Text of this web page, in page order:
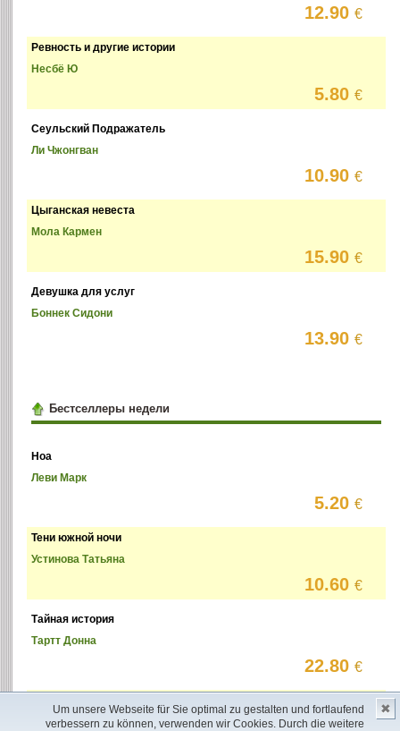
Um unsere Webseite für Sie optimal zu gestalten und fortlaufend
verbessern zu können, verwenden wir Cookies. Durch die weitere
✖
12.90€
Ревность и другие истории
Несбё Ю
5.80€
Сеульский Подражатель
Ли Чжонгван
10.90€
Цыганская невеста
Мола Кармен
15.90€
Девушка для услуг
Боннек Сидони
13.90€
Бестселлеры недели
Ноа
Леви Марк
5.20€
Тени южной ночи
Устинова Татьяна
10.60€
Тайная история
Тартт Донна
22.80€
Джексон Холли